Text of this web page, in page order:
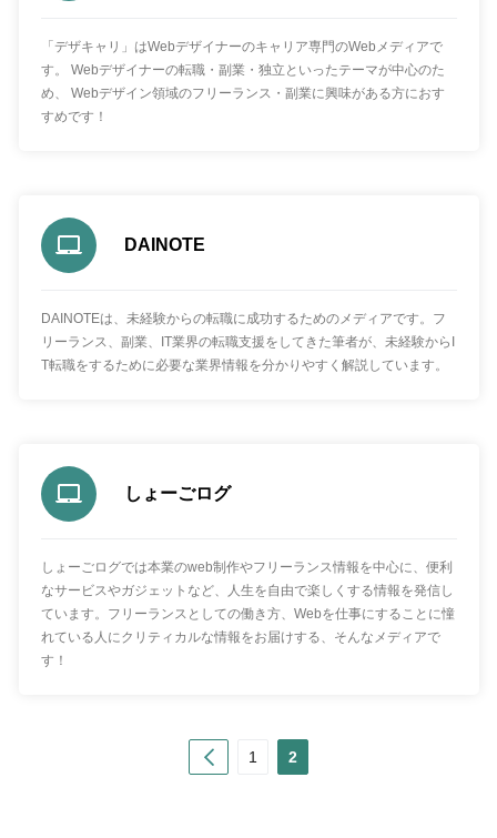
「デザキャリ」はWebデザイナーのキャリア専門のWebメディアで
す。 Webデザイナーの転職・副業・独立といったテーマが中心のた
め、 Webデザイン領域のフリーランス・副業に興味がある方におす
すめです！
DAINOTE
DAINOTEは、未経験からの転職に成功するためのメディアです。フ
リーランス、副業、IT業界の転職支援をしてきた筆者が、未経験からI
T転職をするために必要な業界情報を分かりやすく解説しています。
しょーごログ
しょーごログでは本業のweb制作やフリーランス情報を中心に、便利
なサービスやガジェットなど、人生を自由で楽しくする情報を発信し
ています。フリーランスとしての働き方、Webを仕事にすることに憧
れている人にクリティカルな情報をお届けする、そんなメディアで
す！
Prev1 2